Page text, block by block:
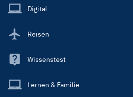
Main
Digital
Reisen
Wissenstest
Lernen & Familie